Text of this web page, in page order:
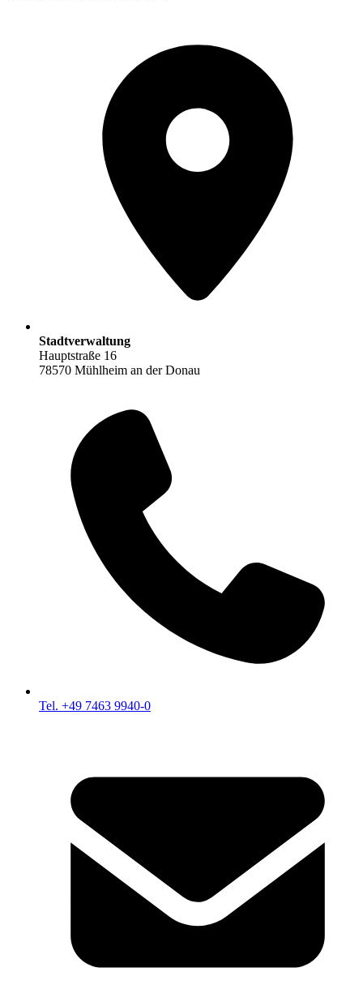
Stadtverwaltung
Hauptstraße 16
78570 Mühlheim an der Donau
Tel. +49 7463 9940-0